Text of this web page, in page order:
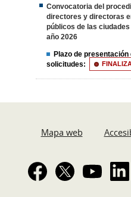
Convocatoria del
directores y directoras
públicos de las ciudades
año 2026
Plazo de presentación
solicitudes:
Mapa web